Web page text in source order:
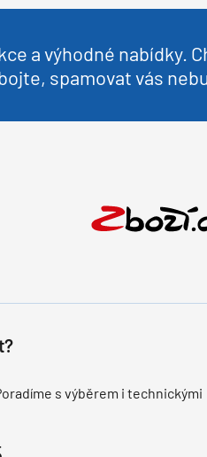
a výhodné nabídky.
spamovat vás
s výběrem i technickými